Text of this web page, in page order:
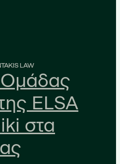
LAW
ELSA
στα